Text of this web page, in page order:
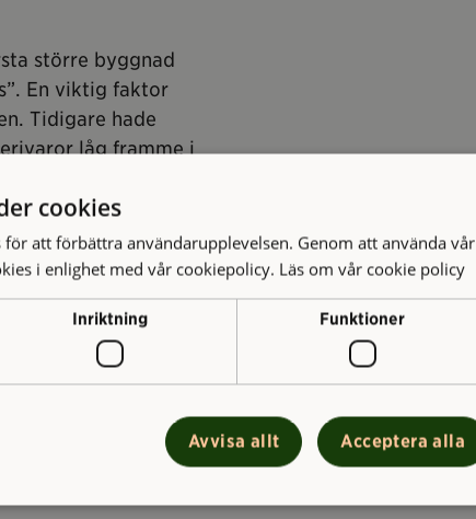
större byggnad
En viktig faktor
Tidigare hade
låg framme i
för de handlare
trängdes,
att bjuda på en av
i dag är exakt 130 år
cookies
att förbättra användarupplevelsen. Genom att använda vår
i enlighet med vår cookiepolicy. Läs om vår cookie policy
Inriktning Funktioner
Acceptera alla
Avvisa allt